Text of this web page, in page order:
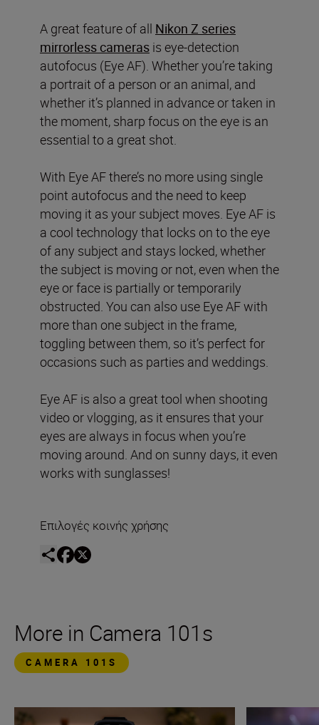
A great feature of all Nikon Z series
mirrorless cameras is eye-detection
autofocus (Eye AF). Whether you’re taking
a portrait of a person or an animal, and
whether it’s planned in advance or taken in
the moment, sharp focus on the eye is an
essential to a great shot.
With Eye AF there’s no more using single
point autofocus and the need to keep
moving it as your subject moves. Eye AF is
a cool technology that locks on to the eye
of any subject and stays locked, whether
the subject is moving or not, even when the
eye or face is partially or temporarily
obstructed. You can also use Eye AF with
more than one subject in the frame,
toggling between them, so it’s perfect for
occasions such as parties and weddings.
Eye AF is also a great tool when shooting
video or vlogging, as it ensures that your
eyes are always in focus when you’re
moving around. And on sunny days, it even
works with sunglasses!
Επιλογές κοινής χρήσης
More in Camera 101s
CAMERA 101S